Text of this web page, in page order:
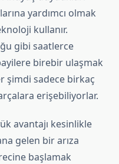
yardımcı olmak
kullanır.
gibi saatlerce
birebir ulaşmak
şimdi sadece birkaç
erişebiliyorlar.
avantajı kesinlikle
gelen bir arıza
başlamak